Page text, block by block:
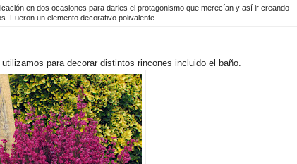
en dos ocasiones para darles el protagonismo que merecían y así ir creando
Fueron un elemento decorativo polivalente.
para decorar distintos rincones incluido el baño.